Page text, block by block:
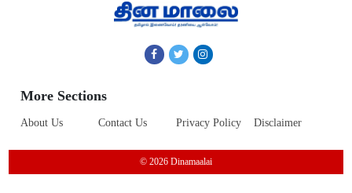
More Sections
About Us Contact Us Privacy Policy Disclaimer
© 2026 Dinamaalai